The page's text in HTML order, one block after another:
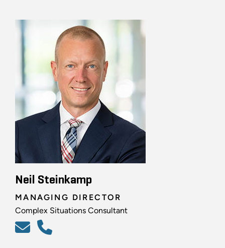
Neil Steinkamp
MANAGING DIRECTOR
Complex Situations Consultant